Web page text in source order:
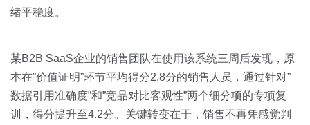
绪平稳度。
某B2B SaaS企业的销售团队在使用该系统三周后发现，原
本在”价值证明”环节平均得分2.8分的销售人员，通过针对”
数据引用准确度”和”竞品对比客观性”两个细分项的专项复
训，得分提升至4.2分。关键转变在于，销售不再凭感觉判